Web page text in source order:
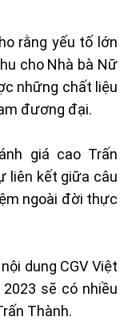
rằng yếu tố lớn
cho Nhà bà Nữ
những chất liệu
đương đại.
giá cao Trấn
liên kết giữa câu
ngoài đời thực
dung CGV Việt
sẽ có nhiều
Thành.